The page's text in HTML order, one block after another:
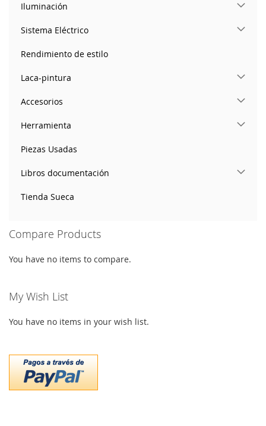
Iluminación
Sistema Eléctrico
Rendimiento de estilo
Laca-pintura
Accesorios
Herramienta
Piezas Usadas
Libros documentación
Tienda Sueca
Compare Products
You have no items to compare.
My Wish List
You have no items in your wish list.